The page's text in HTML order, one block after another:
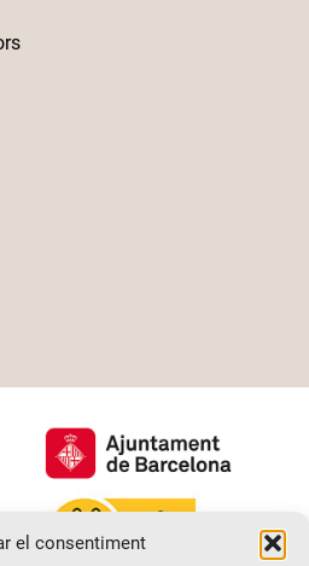
el consentiment